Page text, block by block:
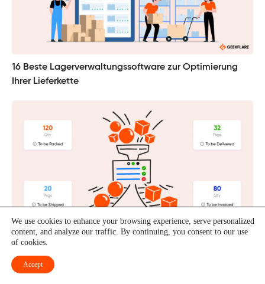
16 Beste Lagerverwaltungssoftware zur Optimierung
Ihrer Lieferkette
17 beste Inventarverwaltungssoftware [Überprüft und
verglichen]
We use cookies to enhance your browsing experience, serve personalized
content, and analyze our traffic. By continuing, you consent to our use
of cookies.
Accept